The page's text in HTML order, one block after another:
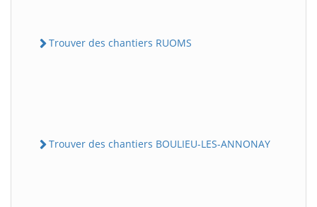
Trouver des chantiers RUOMS
Trouver des chantiers BOULIEU-LES-ANNONAY